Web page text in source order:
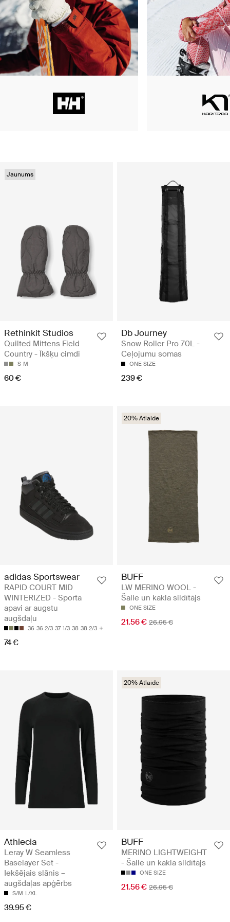
Jaunums
Rethinkit Studios
Quilted Mittens Field
Country - Īkšķu cimdi
S M
60 €
Db Journey
Snow Roller Pro 70L -
Ceļojumu somas
ONE SIZE
239 €
adidas Sportswear
RAPID COURT MID
WINTERIZED - Sporta
apavi ar augstu
augšdaļu
36 36 2/3 37 1/3 38 38 2/3
74 €
20% Atlaide
BUFF
LW MERINO WOOL -
Šalle un kakla sildītājs
ONE SIZE
21.56 € 26.95 €
Athlecia
Leray W Seamless
Baselayer Set -
Iekšējais slānis –
augšdaļas apģērbs
S/M L/XL
39.95 €
20% Atlaide
BUFF
MERINO LIGHTWEIGHT
- Šalle un kakla sildītājs
ONE SIZE
21.56 € 26.95 €